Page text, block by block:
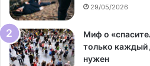
29/05/2026
Миф о
только каждый
нужен